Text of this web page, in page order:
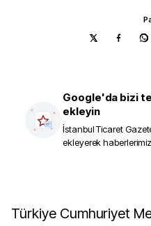
Google'da bizi
ekleyin
İstanbul Ticaret
ekleyerek
Türkiye Cumhuriyet Merkez Bankası (TCMB),